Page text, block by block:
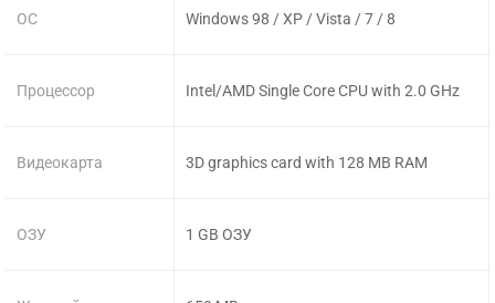
ОС
Процессор
Видеокарта
ОЗУ
Windows 98 / XP / Vista / 7 / 8
Intel/AMD Single Core CPU with 2.0 GHz
3D graphics card with 128 MB RAM
1 GB ОЗУ